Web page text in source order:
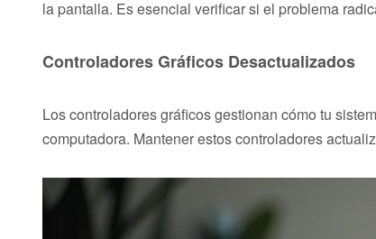
la pantalla. Es esencial verificar si el problema
Controladores Gráficos Desactualizados
Los controladores gráficos gestionan cómo tu
computadora. Mantener estos controladores